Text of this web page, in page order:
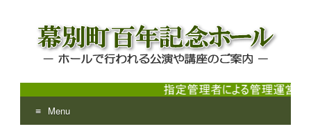
ホールで行われる公演や講座のご案内
Menu